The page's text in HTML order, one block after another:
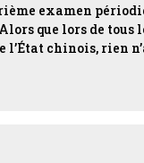
examen
que lors de tous
chinois, rien